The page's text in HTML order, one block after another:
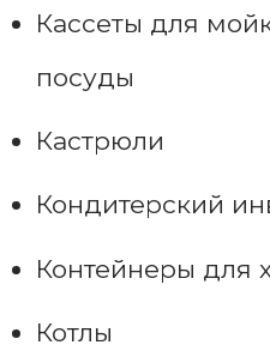
Кассеты для
посуды
Кастрюли
Кондитерский
Контейнеры для
Котлы